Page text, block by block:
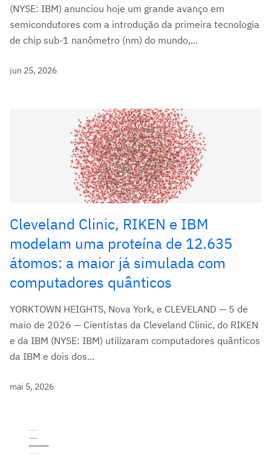
(NYSE: IBM) anunciou hoje um grande avanço em
semicondutores com a introdução da primeira tecnologia
de chip sub-1 nanômetro (nm) do mundo,...
jun 25, 2026
Cleveland Clinic, RIKEN e IBM
modelam uma proteína de 12.635
átomos: a maior já simulada com
computadores quânticos
YORKTOWN HEIGHTS, Nova York, e CLEVELAND — 5 de
maio de 2026 — Cientistas da Cleveland Clinic, do RIKEN
e da IBM (NYSE: IBM) utilizaram computadores quânticos
da IBM e dois dos...
mai 5, 2026